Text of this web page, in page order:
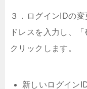
３．ログインIDの
ドレスを入力し、
クリックします。
新しいログイン